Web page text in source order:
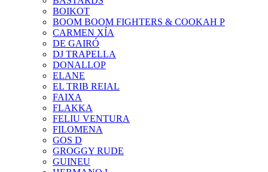
BOIKOT
BOOM BOOM FIGHTERS & COOKAH P
CARMEN XÍA
DE GAIRÓ
DJ TRAPELLA
DONALLOP
ELANE
EL TRIB REIAL
FAIXA
FLAKKA
FELIU VENTURA
FILOMENA
GOS D
GROGGY RUDE
GUINEU